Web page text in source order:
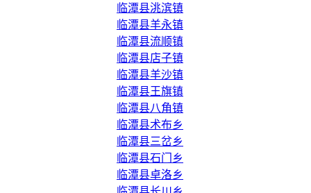
临潭县洮滨镇
临潭县羊永镇
临潭县流顺镇
临潭县店子镇
临潭县羊沙镇
临潭县王旗镇
临潭县八角镇
临潭县术布乡
临潭县三岔乡
临潭县石门乡
临潭县卓洛乡